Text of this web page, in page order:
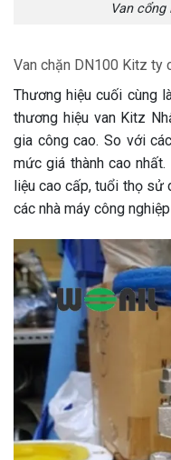
Van cổng
Van chặn DN100 Kitz ty
Thương hiệu cuối cùng
thương hiệu van Kitz
gia công cao. So với
mức giá thành cao
liệu cao cấp, tuổi thọ sử
các nhà máy công